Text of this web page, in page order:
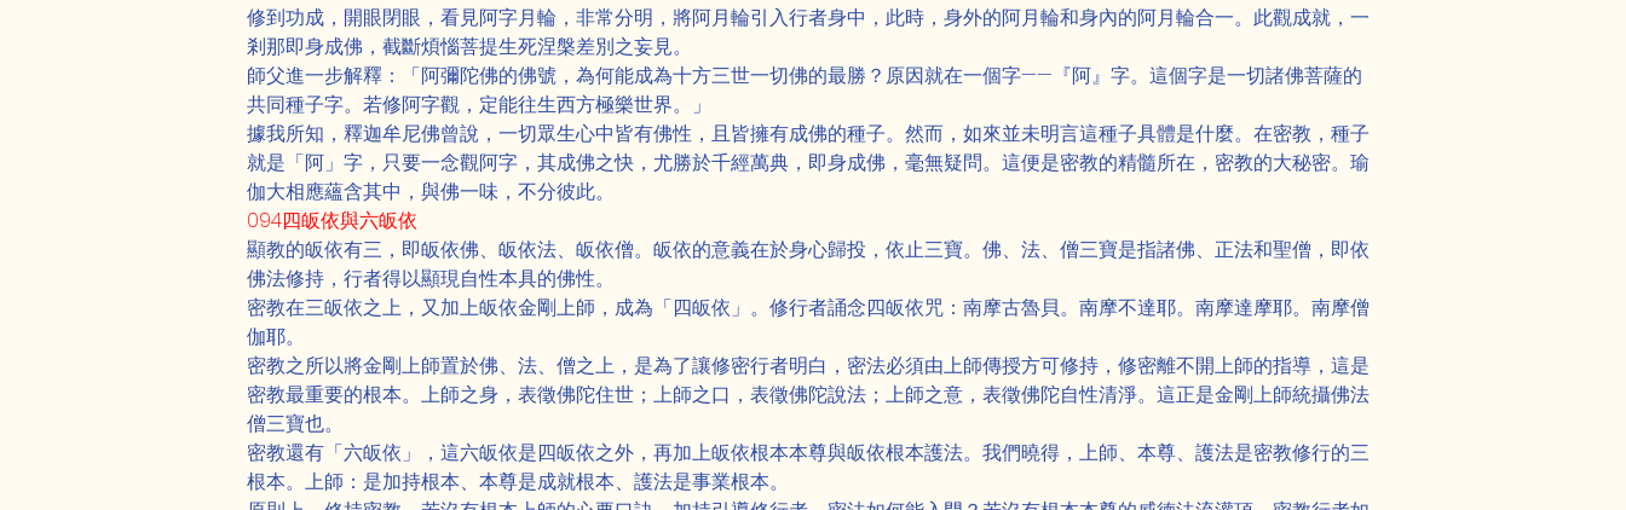
修到功成，開眼閉眼，看見阿字月輪，非常分明，將阿月輪引入行者身中，此時，身外的阿月輪和身內的阿月輪合一。此觀成就，一
剎那即身成佛，截斷煩惱菩提生死涅槃差別之妄見。
師父進一步解釋：「阿彌陀佛的佛號，為何能成為十方三世一切佛的最勝？原因就在一個字——『阿』字。這個字是一切諸佛菩薩的
共同種子字。若修阿字觀，定能往生西方極樂世界。」
據我所知，釋迦牟尼佛曾說，一切眾生心中皆有佛性，且皆擁有成佛的種子。然而，如來並未明言這種子具體是什麼。在密教，種子
就是「阿」字，只要一念觀阿字，其成佛之快，尤勝於千經萬典，即身成佛，毫無疑問。這便是密教的精髓所在，密教的大秘密。瑜
伽大相應蘊含其中，與佛一味，不分彼此。
094四皈依與六皈依
顯教的皈依有三，即皈依佛、皈依法、皈依僧。皈依的意義在於身心歸投，依止三寶。佛、法、僧三寶是指諸佛、正法和聖僧，即依
佛法修持，行者得以顯現自性本具的佛性。
密教在三皈依之上，又加上皈依金剛上師，成為「四皈依」。修行者誦念四皈依咒：南摩古魯貝。南摩不達耶。南摩達摩耶。南摩僧
伽耶。
密教之所以將金剛上師置於佛、法、僧之上，是為了讓修密行者明白，密法必須由上師傳授方可修持，修密離不開上師的指導，這是
密教最重要的根本。上師之身，表徵佛陀住世；上師之口，表徵佛陀說法；上師之意，表徵佛陀自性清淨。這正是金剛上師統攝佛法
僧三寶也。
密教還有「六皈依」，這六皈依是四皈依之外，再加上皈依根本本尊與皈依根本護法。我們曉得，上師、本尊、護法是密教修行的三
根本。上師：是加持根本、本尊是成就根本、護法是事業根本。